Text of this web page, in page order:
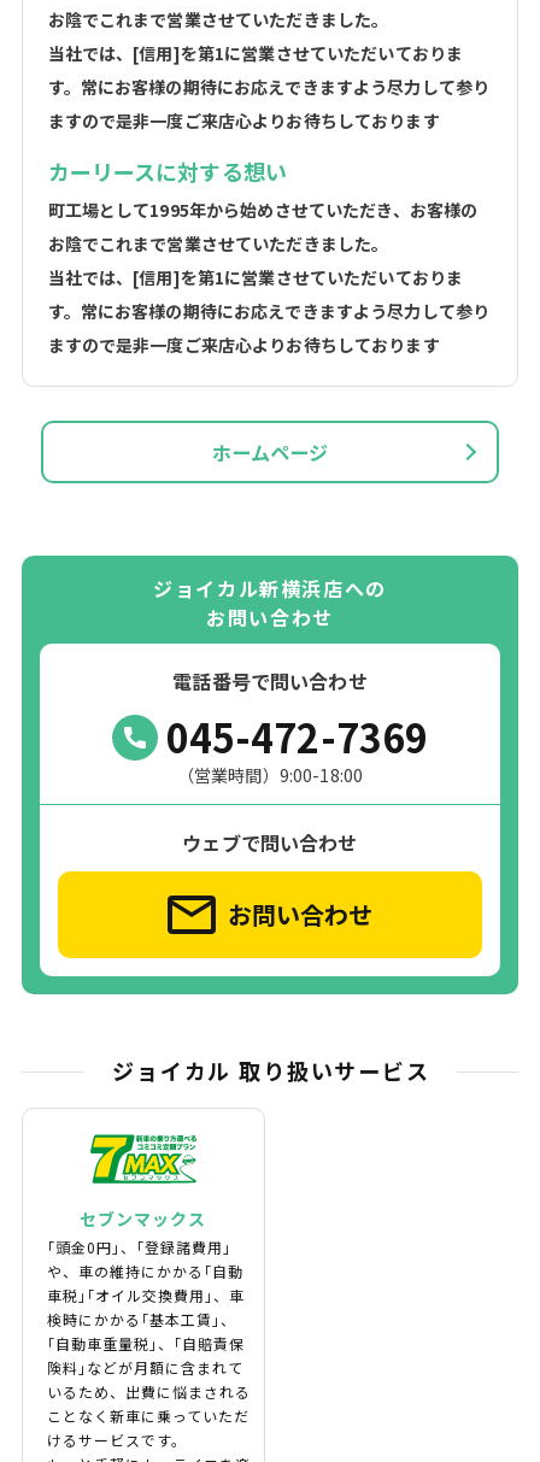
ホームページ
お陰でこれまで営業させていただきました。
当社では、[信用]を第1に営業させていただいておりま
す。常にお客様の期待にお応えできますよう尽力して参り
ますので是非一度ご来店心よりお待ちしております
カーリースに対する想い
町工場として1995年から始めさせていただき、お客様の
お陰でこれまで営業させていただきました。
当社では、[信用]を第1に営業させていただいておりま
す。常にお客様の期待にお応えできますよう尽力して参り
ますので是非一度ご来店心よりお待ちしております
ジョイカル新横浜店への
お問い合わせ
電話番号で問い合わせ
045-472-7369
（営業時間）9:00-18:00
ウェブで問い合わせ
お問い合わせ
ジョイカル 取り扱いサービス
セブンマックス
｢頭金0円｣、｢登録諸費用｣
や、車の維持にかかる｢自動
車税｣｢オイル交換費用｣、車
検時にかかる｢基本工賃｣、
｢自動車重量税｣、｢自賠責保
険料｣などが月額に含まれて
いるため、出費に悩まされる
ことなく新車に乗っていただ
けるサービスです。